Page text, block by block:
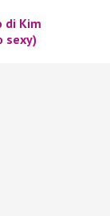
di Kim
sexy)